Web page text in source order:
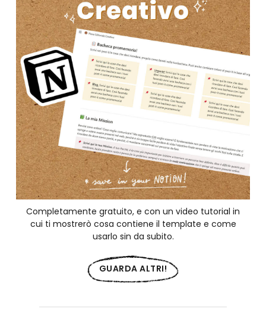
Completamente gratuito, e con un video tutorial in
cui ti mostrerò cosa contiene il template e come
usarlo sin da subito.
GUARDA ALTRI!